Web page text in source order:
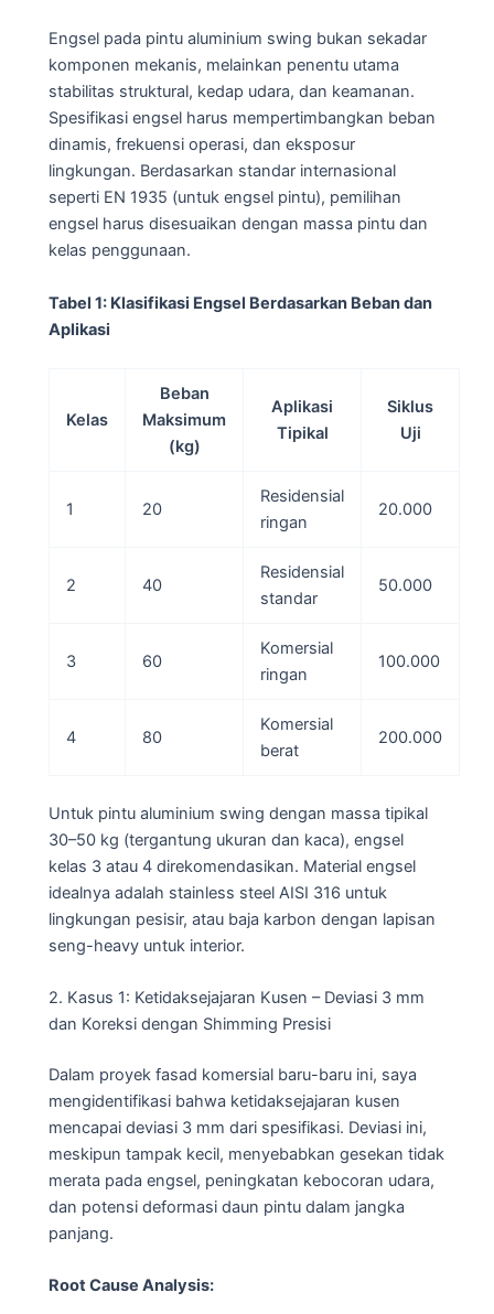
Engsel pada pintu aluminium swing bukan sekadar
komponen mekanis, melainkan penentu utama
stabilitas struktural, kedap udara, dan keamanan.
Spesifikasi engsel harus mempertimbangkan beban
dinamis, frekuensi operasi, dan eksposur
lingkungan. Berdasarkan standar internasional
seperti EN 1935 (untuk engsel pintu), pemilihan
engsel harus disesuaikan dengan massa pintu dan
kelas penggunaan.
Tabel 1: Klasifikasi Engsel Berdasarkan Beban dan
Aplikasi
Kelas
Beban
Maksimum
(kg)
Aplikasi
Tipikal
Siklus
Uji
1 20
Residensial
ringan
20.000
2 40
Residensial
standar
50.000
3 60
Komersial
ringan
100.000
4 80
Komersial
berat
200.000
Untuk pintu aluminium swing dengan massa tipikal
30–50 kg (tergantung ukuran dan kaca), engsel
kelas 3 atau 4 direkomendasikan. Material engsel
idealnya adalah stainless steel AISI 316 untuk
lingkungan pesisir, atau baja karbon dengan lapisan
seng-heavy untuk interior.
2. Kasus 1: Ketidaksejajaran Kusen – Deviasi 3 mm
dan Koreksi dengan Shimming Presisi
Dalam proyek fasad komersial baru-baru ini, saya
mengidentifikasi bahwa ketidaksejajaran kusen
mencapai deviasi 3 mm dari spesifikasi. Deviasi ini,
meskipun tampak kecil, menyebabkan gesekan tidak
merata pada engsel, peningkatan kebocoran udara,
dan potensi deformasi daun pintu dalam jangka
panjang.
Root Cause Analysis: